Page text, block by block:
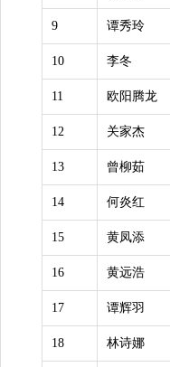
9 谭秀玲
10 李冬
11 欧阳腾龙
12 关家杰
13 曾柳茹
14 何炎红
15 黄凤添
16 黄远浩
17 谭辉羽
18 林诗娜